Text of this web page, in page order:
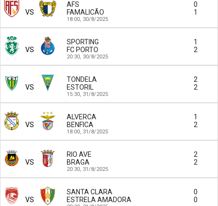
VS
AFS
0
FAMALICÃO
1
18:00, 30/8/2025
VS
SPORTING
1
FC PORTO
2
20:30, 30/8/2025
VS
TONDELA
2
ESTORIL
2
15:30, 31/8/2025
VS
ALVERCA
1
BENFICA
2
18:00, 31/8/2025
VS
RIO AVE
2
BRAGA
2
20:30, 31/8/2025
VS
SANTA CLARA
0
ESTRELA AMADORA
0